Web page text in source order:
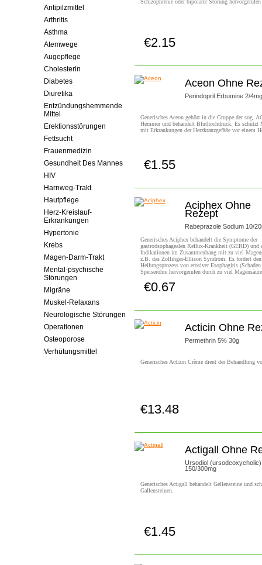
Antipilzmittel
Arthritis
Asthma
Atemwege
Augepflege
Cholesterin
Diabetes
Diuretika
Entzündungshemmende
Mittel
Erektionsstörungen
Fettsucht
Frauenmedizin
Gesundheit Des Mannes
HIV
Harnweg-Trakt
Hautpflege
Herz-Kreislauf-
Erkrankungen
Hypertonie
Krebs
Magen-Darm-Trakt
Mental-psychische
Störungen
Migräne
Muskel-Relaxans
Neurologische Störungen
Operationen
Osteoporose
Verhütungsmittel
Schizophrenie oder bipolarer Störung hervorgerufen
€2.15
Aceon Ohne
Perindopril Erbumine 2/4mg
Generisches Aceon gehört in die Gruppe der sog.
Hemmer und behandelt Bluthochdruck. Es schützt
mit Erkrankungen der Herzkranzgefäße vor einem
€1.55
Aciphex Ohne
Rezept
Rabeprazole Sodium 10/
Generisches Aciphex behandelt die Symptome der
gastroösophagealen Reflux-Krankheit (GERD) und
Indikationen im Zusammenhang mit zu viel
z.B. das Zollinger-Ellison Syndrom. Es fördert den
Heilungsprozess von erosiver Esophagitis (Schaden
Speiseröhre hervorgerufen durch zu viel
€0.67
Acticin Ohne
Permethrin 5% 30g
Generisches Actizin Crème dient der Behandlung
€13.48
Actigall Ohne
Ursodiol (ursodeoxycholic)
150/300mg
Generisches Actigall behandelt Gellensteine und
Gallensteinen.
€1.45